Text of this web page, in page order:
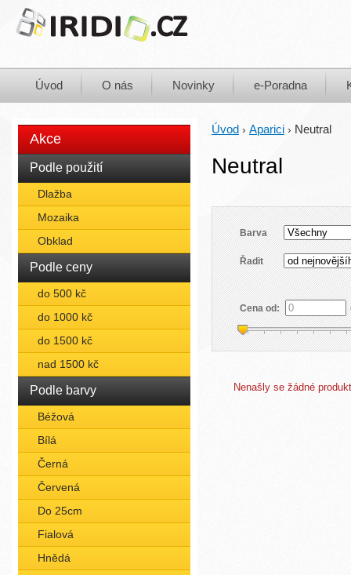
Úvod O nás Novinky e-Poradna
Akce
Podle použití
Dlažba
Mozaika
Obklad
Podle ceny
do 500 kč
do 1000 kč
do 1500 kč
nad 1500 kč
Podle barvy
Béžová
Bílá
Černá
Červená
Do 25cm
Fialová
Hnědá
Úvod › Aparici › Neutral
Neutral
Barva
Řadit
Cena od:
Nenašly se žádné